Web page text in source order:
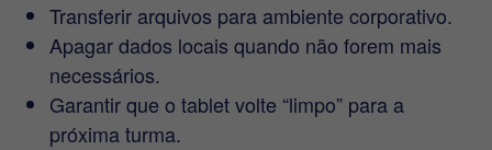
Transferir arquivos para ambiente corporativo.
Apagar dados locais quando não forem mais
necessários.
Garantir que o tablet volte “limpo” para a
próxima turma.